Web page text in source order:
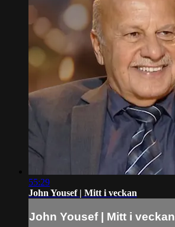
55:29
John Yousef | Mitt i veckan
John Yousef | Mitt i veckan